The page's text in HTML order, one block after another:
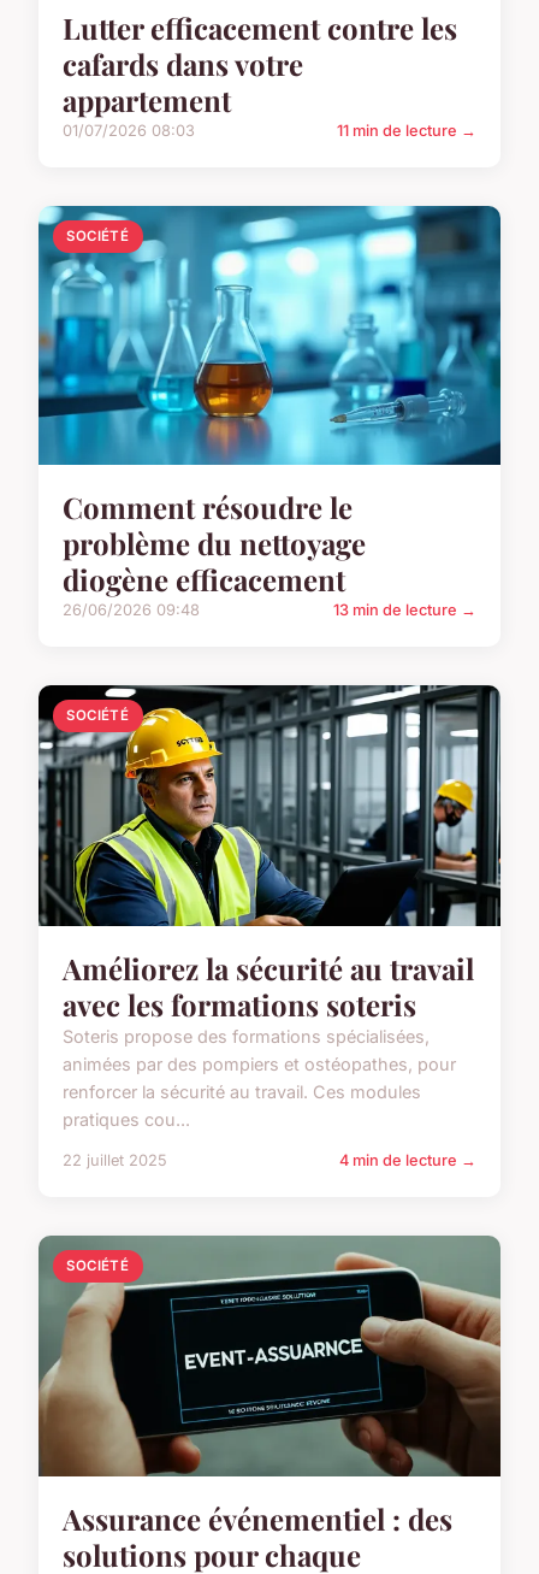
Lutter efficacement contre les
cafards dans votre
appartement
01/07/2026 08:03 11 min de lecture →
SOCIÉTÉ
Comment résoudre le
problème du nettoyage
diogène efficacement
26/06/2026 09:48 13 min de lecture →
SOCIÉTÉ
Améliorez la sécurité au travail
avec les formations soteris
Soteris propose des formations spécialisées,
animées par des pompiers et ostéopathes, pour
renforcer la sécurité au travail. Ces modules
pratiques cou...
22 juillet 2025 4 min de lecture →
SOCIÉTÉ
Assurance événementiel : des
solutions pour chaque